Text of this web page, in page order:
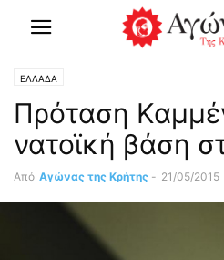
ΕΛΛΑΔΑ
Πρόταση
νατοϊκή βάση
Από Αγώνας της Κρήτης - 21/05/2015